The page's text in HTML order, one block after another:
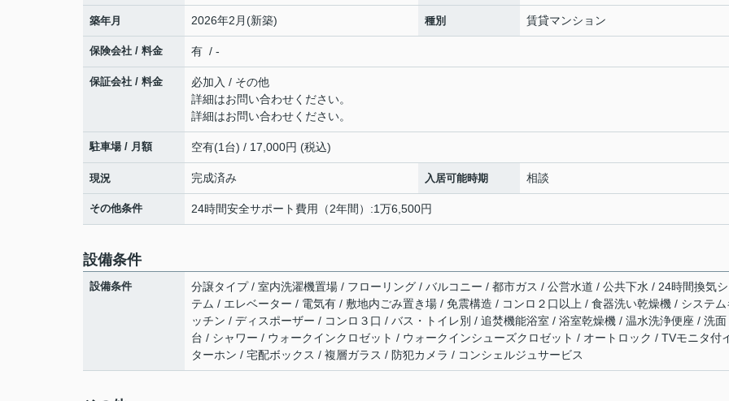
築年月 2026年2月(新築) 種別 賃貸マンション
保険会社 / 料金 有 / -
保証会社 / 料金
必加入 / その他
詳細はお問い合わせください。
詳細はお問い合わせください。
駐車場 / 月額 空有(1台) / 17,000円 (税込)
現況 完成済み 入居可能時期 相談
その他条件 24時間安全サポート費用（2年間）:1万6,500円
設備条件
設備条件
分譲タイプ / 室内洗濯機置場 / フローリング / バルコニー / 都市ガス / 公営水道 / 公共下水 / 24時間換気
テム / エレベーター / 電気有 / 敷地内ごみ置き場 / 免震構造 / コンロ２口以上 / 食器洗い乾燥機 / システム
ッチン / ディスポーザー / コンロ３口 / バス・トイレ別 / 追焚機能浴室 / 浴室乾燥機 / 温水洗浄便座 / 洗面
台 / シャワー / ウォークインクロゼット / ウォークインシューズクロゼット / オートロック / TVモニタ付
ターホン / 宅配ボックス / 複層ガラス / 防犯カメラ / コンシェルジュサービス